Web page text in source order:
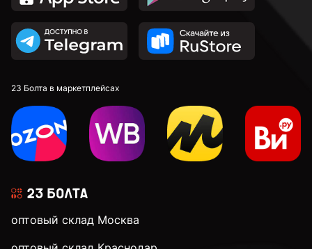
По дереву
С полной резьбой
3 мм
23 Болта в маркетплейсах
оптовый склад Москва